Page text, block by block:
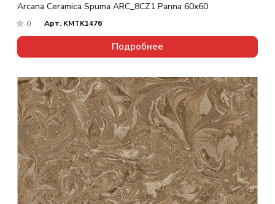
Arcana Ceramica Spuma ARC_8CZ1 Panna 60x60
0 Арт. KMTK1476
Подробнее